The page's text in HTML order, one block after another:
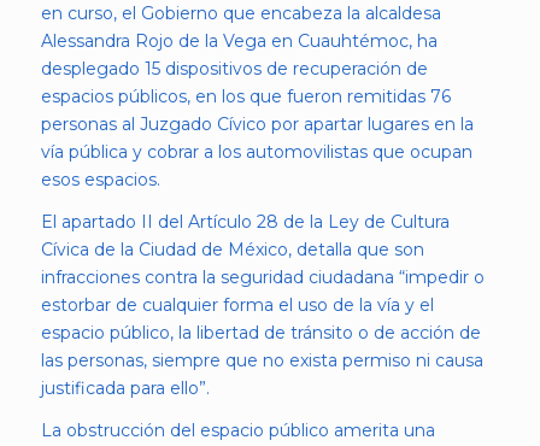
en curso, el Gobierno que encabeza la alcaldesa
Alessandra Rojo de la Vega en Cuauhtémoc, ha
desplegado 15 dispositivos de recuperación de
espacios públicos, en los que fueron remitidas 76
personas al Juzgado Cívico por apartar lugares en la
vía pública y cobrar a los automovilistas que ocupan
esos espacios.
El apartado II del Artículo 28 de la Ley de Cultura
Cívica de la Ciudad de México, detalla que son
infracciones contra la seguridad ciudadana “impedir o
estorbar de cualquier forma el uso de la vía y el
espacio público, la libertad de tránsito o de acción de
las personas, siempre que no exista permiso ni causa
justificada para ello”.
La obstrucción del espacio público amerita una